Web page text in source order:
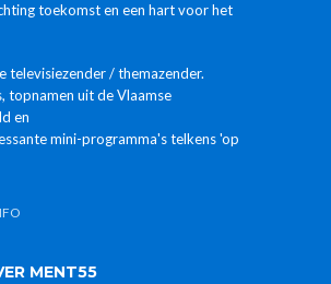
toekomst en een hart voor het
televisiezender / themazender.
topnamen uit de Vlaamse
en
mini-programma's telkens 'op
MENT55